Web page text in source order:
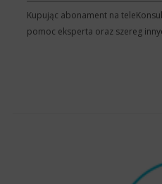
Kupując abonament na
pomoc eksperta oraz szereg